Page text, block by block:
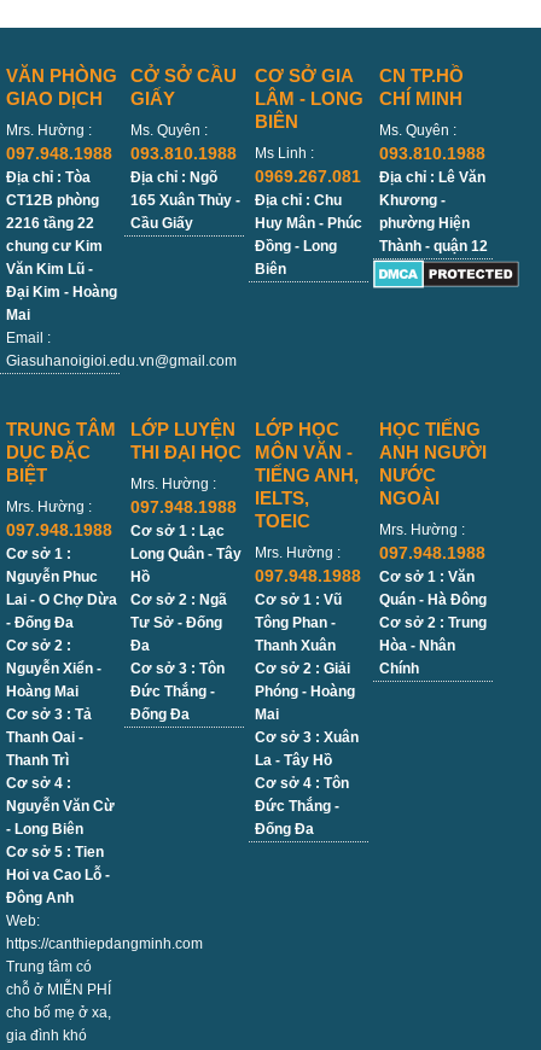
VĂN PHÒNG
GIAO DỊCH
Mrs. Hường :
097.948.1988
Địa chỉ : Tòa
CT12B phòng
2216 tầng 22
chung cư Kim
Văn Kim Lũ -
Đại Kim - Hoàng
Mai
Email :
Giasuhanoigioi.edu.vn@gmail.com
CỞ SỞ CẦU
GIẤY
Ms. Quyên :
093.810.1988
Địa chỉ : Ngõ
165 Xuân Thủy -
Cầu Giấy
CƠ SỞ GIA
LÂM - LONG
BIÊN
Ms Linh :
0969.267.081
Địa chỉ : Chu
Huy Mân - Phúc
Đồng - Long
Biên
CN TP.HỒ
CHÍ MINH
Ms. Quyên :
093.810.1988
Địa chỉ : Lê Văn
Khương -
phường Hiện
Thành - quận 12
TRUNG TÂM
DỤC ĐẶC
BIỆT
Mrs. Hường :
097.948.1988
Cơ sở 1 :
Nguyễn Phuc
Lai - O Chợ Dừa
- Đống Đa
Cơ sở 2 :
Nguyễn Xiển -
Hoàng Mai
Cơ sở 3 : Tả
Thanh Oai -
Thanh Trì
Cơ sở 4 :
Nguyễn Văn Cừ
- Long Biên
Cơ sở 5 : Tien
Hoi va Cao Lỗ -
Đông Anh
Web:
https://canthiepdangminh.com
Trung tâm có
chỗ ở MIỄN PHÍ
cho bố mẹ ở xa,
gia đình khó
LỚP LUYỆN
THI ĐẠI HỌC
Mrs. Hường :
097.948.1988
Cơ sở 1 : Lạc
Long Quân - Tây
Hồ
Cơ sở 2 : Ngã
Tư Sở - Đống
Đa
Cơ sở 3 : Tôn
Đức Thắng -
Đống Đa
LỚP HỌC
MÔN VĂN -
TIẾNG ANH,
IELTS,
TOEIC
Mrs. Hường :
097.948.1988
Cơ sở 1 : Vũ
Tông Phan -
Thanh Xuân
Cơ sở 2 : Giải
Phóng - Hoàng
Mai
Cơ sở 3 : Xuân
La - Tây Hồ
Cơ sở 4 : Tôn
Đức Thắng -
Đống Đa
HỌC TIẾNG
ANH NGƯỜI
NƯỚC
NGOÀI
Mrs. Hường :
097.948.1988
Cơ sở 1 : Văn
Quán - Hà Đông
Cơ sở 2 : Trung
Hòa - Nhân
Chính